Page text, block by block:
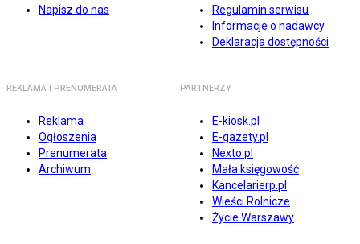
Napisz do nas
Regulamin serwisu
Informacje o nadawcy
Deklaracja dostępności
REKLAMA I PRENUMERATA
Reklama
Ogłoszenia
Prenumerata
Archiwum
PARTNERZY
E-kiosk.pl
E-gazety.pl
Nexto.pl
Mała księgowość
Kancelarierp.pl
Wieści Rolnicze
Życie Warszawy